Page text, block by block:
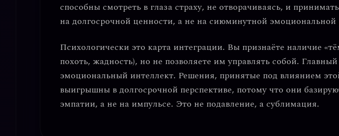
способны смотреть в глаза страху, не отворачиваясь, и
на долгосрочной ценности, а не на сиюминутной эмоциональной
Психологически это карта интеграции. Вы признаёте наличие
похоть, жадность), но не позволяете им управлять собой. Главный
эмоциональный интеллект. Решения, принятые под влиянием
выигрышны в долгосрочной перспективе, потому что они
эмпатии, а не на импульсе. Это не подавление, а сублимация.